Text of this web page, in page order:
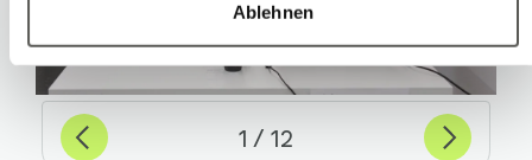
Ablehnen
Previous 1 sur
12 Suivant